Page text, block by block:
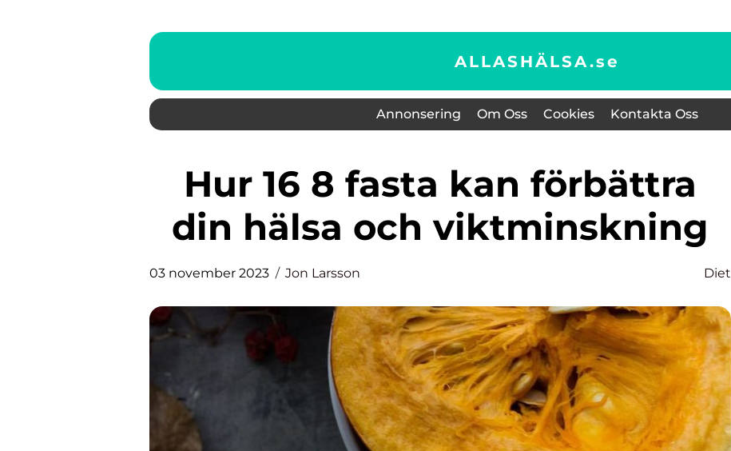
ALLASHÄLSA.se
Annonsering Om Oss Cookies Kontakta Oss
Hur 16 8 fasta kan förbättra
din hälsa och viktminskning
03 november 2023 Jon Larsson Diet